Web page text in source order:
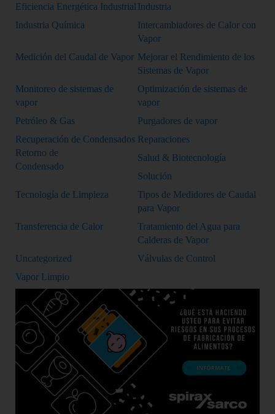
Eficiencia Energética Industrial Industria
Industria Química
Intercambiadores de Calor con
Vapor
Medición del Caudal de Vapor Mejorar el Rendimiento de los
Sistemas de Vapor
Monitoreo de sistemas de
vapor
Optimización de sistemas de
vapor
Petróleo & Gas
Purgadores de vapor
Recuperación de Condensados
Retorno de
Condensado
Reparaciones
Salud & Biotecnología
Solución
Tecnología de Limpieza
Tipos de Medidores de Caudal
para Vapor
Transferencia de Calor
Tratamiento del Agua para
Calderas de Vapor
Uncategorized
Válvulas de Control
Vapor Limpio